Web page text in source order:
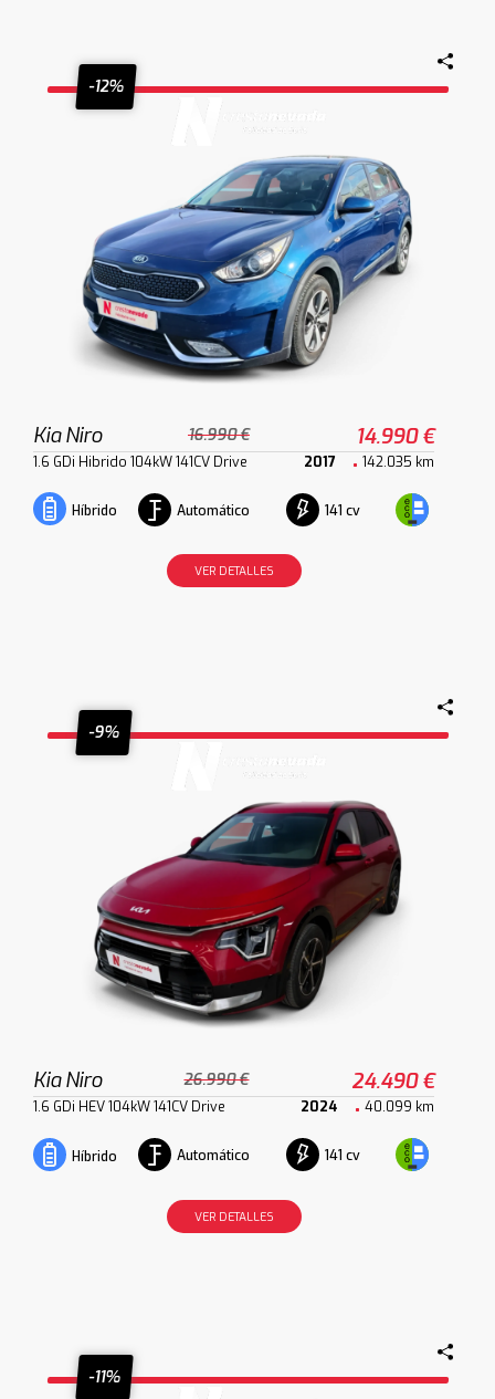
-12%
Kia Niro 16.990 € 14.990 €
1.6 GDi Hibrido 104kW 141CV Drive 2017 142.035 km
Híbrido Automático 141 cv
VER DETALLES
-9%
Kia Niro 26.990 € 24.490 €
1.6 GDi HEV 104kW 141CV Drive 2024 40.099 km
Híbrido Automático 141 cv
VER DETALLES
-11%